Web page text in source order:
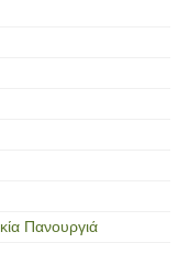
Πανουργιά